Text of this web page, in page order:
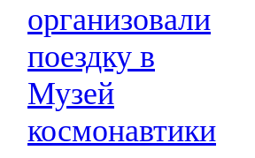
организовали
поездку в
Музей
космонавтики